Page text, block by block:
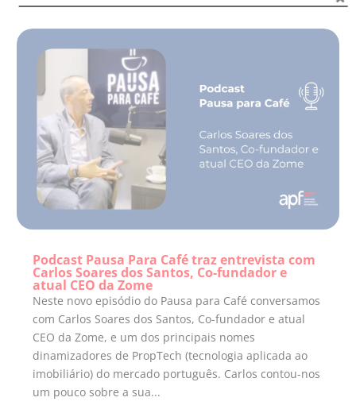
Podcast Pausa Para Café traz entrevista com
Carlos Soares dos Santos, Co-fundador e
atual CEO da Zome
Neste novo episódio do Pausa para Café conversamos
com Carlos Soares dos Santos, Co-fundador e atual
CEO da Zome, e um dos principais nomes
dinamizadores de PropTech (tecnologia aplicada ao
imobiliário) do mercado português. Carlos contou-nos
um pouco sobre a sua...